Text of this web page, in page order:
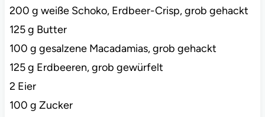
200 g weiße Schoko, Erdbeer-Crisp, grob gehackt
125 g Butter
100 g gesalzene Macadamias, grob gehackt
125 g Erdbeeren, grob gewürfelt
2 Eier
100 g Zucker